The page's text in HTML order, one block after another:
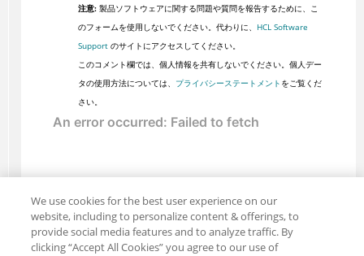
注意:製品ソフトウェアに関する問題や質問を報告するために、こ
のフォームを使用しないでください。代わりに、 HCL Software
Supportのサイトにアクセスしてください。
このコメント欄では、個人情報を共有しないでください。個人デー
タの使用方法については、 プライバシーステートメント をご覧くだ
さい。
We use cookies for the best user experience on our
website, including to personalize content & offerings, to
provide social media features and to analyze traffic. By
clicking “Accept All Cookies” you agree to our use of